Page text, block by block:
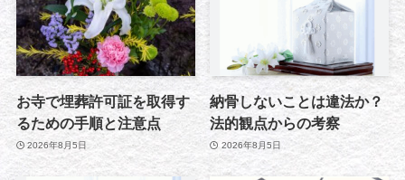
お寺で埋葬許可証を取得す
るための手順と注意点
2026年8月5日
納骨しないことは違法か？
法的観点からの考察
2026年8月5日